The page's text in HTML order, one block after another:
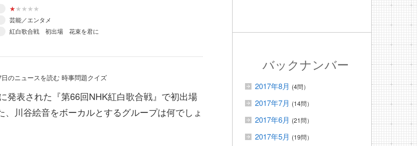
★★ ★ ★ ★
芸能／エンタメ
紅白歌合戦 初出場 花束を君に
のニュースを読む 時事問題クイズ
発表された『第66回NHK紅白歌合戦』で初出場
、川谷絵音をボーカルとするグループは何でしょ
バックナンバー
2017年8月 (4問）
2017年7月 (14問）
2017年6月 (21問）
2017年5月 (19問）